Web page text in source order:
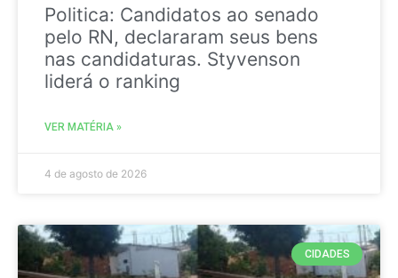
Politica: Candidatos ao senado
pelo RN, declararam seus bens
nas candidaturas. Styvenson
liderá o ranking
VER MATÉRIA »
4 de agosto de 2026
CIDADES